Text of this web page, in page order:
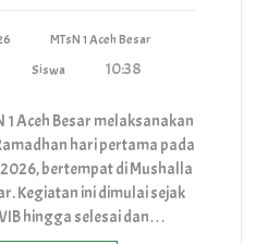
MTsN 1 Aceh Besar
Siswa 10:38
1 Aceh Besar melaksanakan
hari pertama pada
bertempat di Mushalla
Kegiatan ini dimulai sejak
hingga selesai dan…